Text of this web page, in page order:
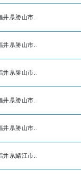
井県勝山市..
井県勝山市..
井県勝山市..
井県勝山市..
井県勝山市..
井県鯖江市..